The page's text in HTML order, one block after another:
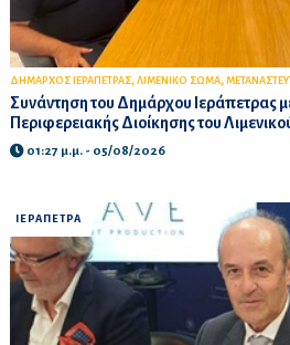
ΔΗΜΑΡΧΟΣ ΙΕΡΑΠΕΤΡΑΣ, ΛΙΜΕΝΙΚΟ ΣΩΜΑ,
Συνάντηση του Δημάρχου Ιεράπετρας
Περιφερειακής Διοίκησης του
01:27 μ.μ. - 05/08/2026
ΙΕΡΑΠΕΤΡΑ